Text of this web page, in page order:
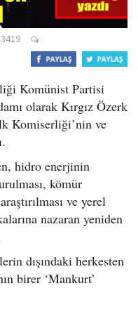
3419
Komünist Partisi
olarak Kırgız Özerk
Komiserliği’nin ve
hidro enerjinin
kömür
ve yerel
nazaran yeniden
dışındaki herkesten
birer ‘Mankurt’